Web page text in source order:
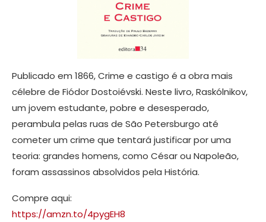
Publicado em 1866, Crime e castigo é a obra mais
célebre de Fiódor Dostoiévski. Neste livro, Raskólnikov,
um jovem estudante, pobre e desesperado,
perambula pelas ruas de São Petersburgo até
cometer um crime que tentará justificar por uma
teoria: grandes homens, como César ou Napoleão,
foram assassinos absolvidos pela História.
Compre aqui:
https://amzn.to/4pygEH8